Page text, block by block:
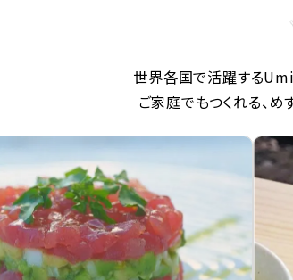
世界各国で活躍する
ご家庭でもつくれる、